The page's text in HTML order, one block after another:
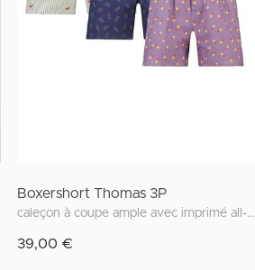
Boxershort Thomas 3P
caleçon à coupe ample avec imprimé all-over
39,00 €